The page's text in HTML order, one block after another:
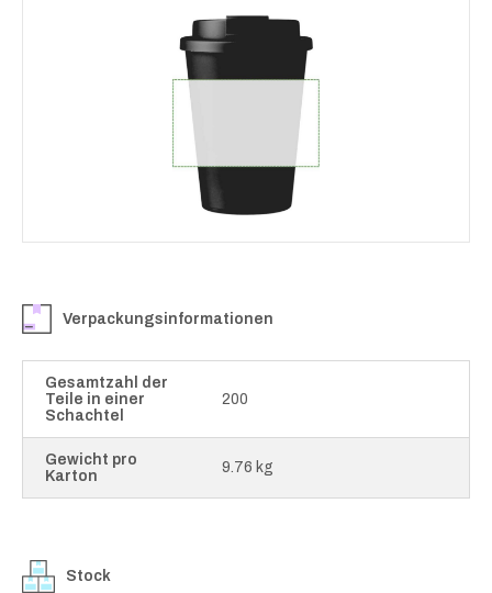
Verpackungsinformationen
Gesamtzahl der
Teile in einer
Schachtel
200
Gewicht pro
Karton
9.76 kg
Stock